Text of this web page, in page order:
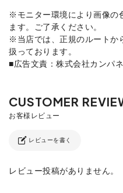
※モニター環境により画像の
ます。ご了承ください。
※当店では、正規のルートか
扱っております。
■広告文責：株式会社カンパ
レビューを書く
レビュー投稿がありません。